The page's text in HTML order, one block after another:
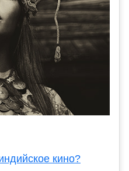
кино?